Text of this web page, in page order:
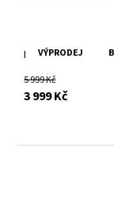
VÝPRODEJ
Pánská šedá
5 999 Kč
3 999 Kčs DPH